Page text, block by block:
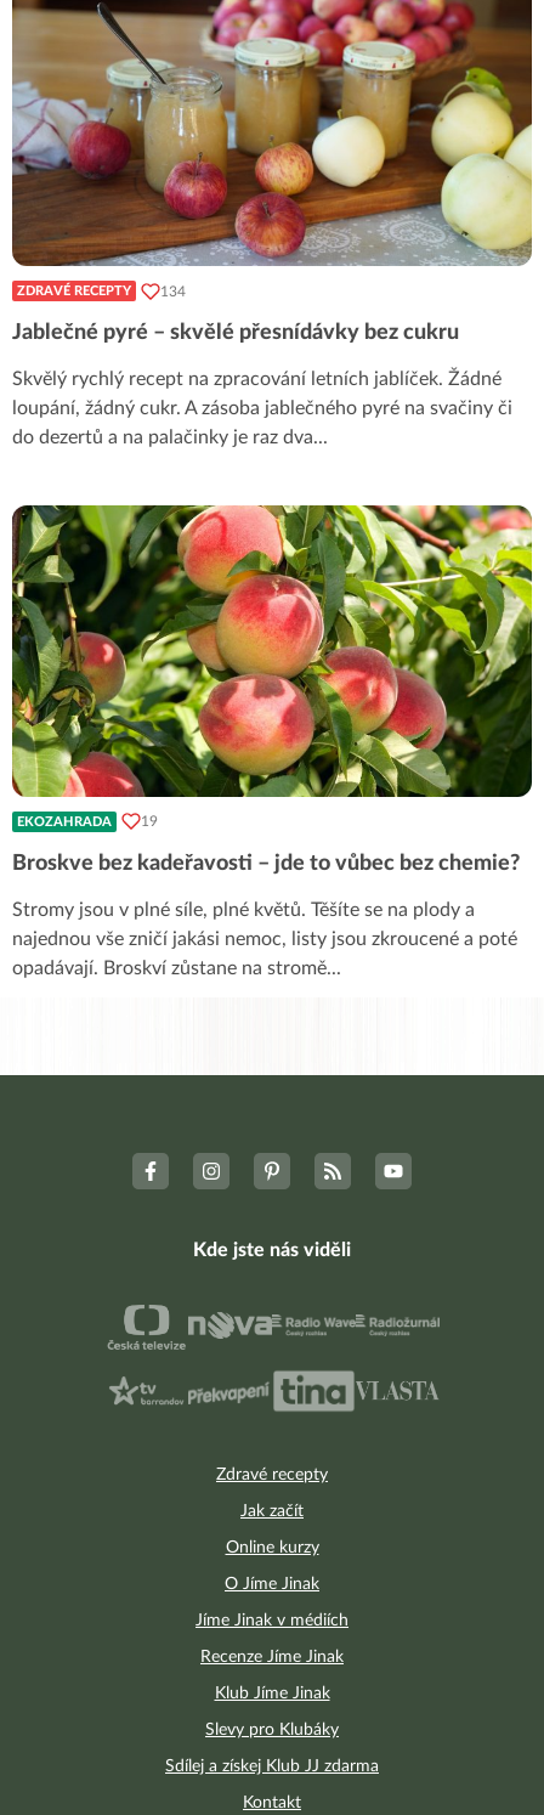
ZDRAVÉ RECEPTY 134
Jablečné pyré – skvělé přesnídávky bez cukru
Skvělý rychlý recept na zpracování letních jablíček. Žádné
loupání, žádný cukr. A zásoba jablečného pyré na svačiny či
do dezertů a na palačinky je raz dva...
EKOZAHRADA 19
Broskve bez kadeřavosti – jde to vůbec bez chemie?
Stromy jsou v plné síle, plné květů. Těšíte se na plody a
najednou vše zničí jakási nemoc, listy jsou zkroucené a poté
opadávají. Broskví zůstane na stromě...
Zdravé recepty
Jak začít
Online kurzy
O Jíme Jinak
Jíme Jinak v médiích
Recenze Jíme Jinak
Klub Jíme Jinak
Slevy pro Klubáky
Sdílej a získej Klub JJ zdarma
Kontakt
Kde jste nás viděli